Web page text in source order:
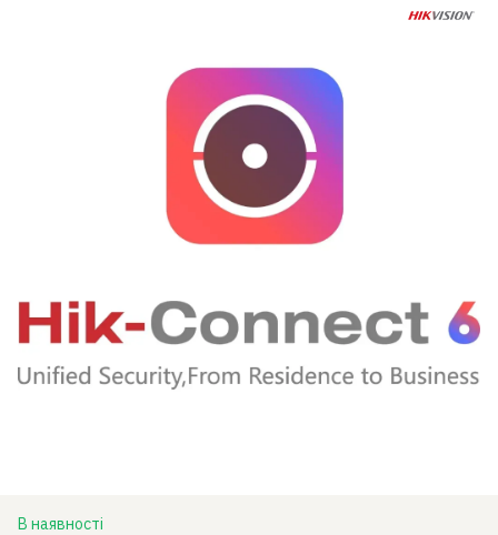
В наявності